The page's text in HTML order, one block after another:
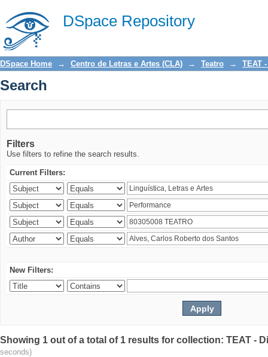
DSpace Repository
Search
DSpace Home → Centro de Letras e Artes (CLA) → Teatro → TEAT
Search
Filters
Use filters to refine the search results.
Current Filters:
New Filters:
Showing 1 out of a total of 1 results for collection: TEAT -
seconds)